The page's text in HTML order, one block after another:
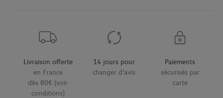
Livraison offerte
en France
dès 80€ (voir
conditions)
14 jours pour
changer d'avis
Paiements
sécurisés par
carte